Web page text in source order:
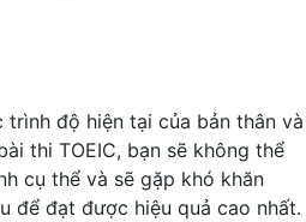
độ hiện tại của bản thân và
thi TOEIC, bạn sẽ không thể
cụ thể và sẽ gặp khó khăn
để đạt được hiệu quả cao nhất.